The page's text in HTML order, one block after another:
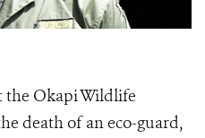
the Okapi Wildlife
death of an eco-guard,